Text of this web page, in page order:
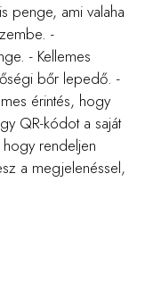
penge, ami valaha
-
- Kellemes
bőr lepedő. -
érintés, hogy
QR-kódot a saját
hogy rendeljen
a megjelenéssel,